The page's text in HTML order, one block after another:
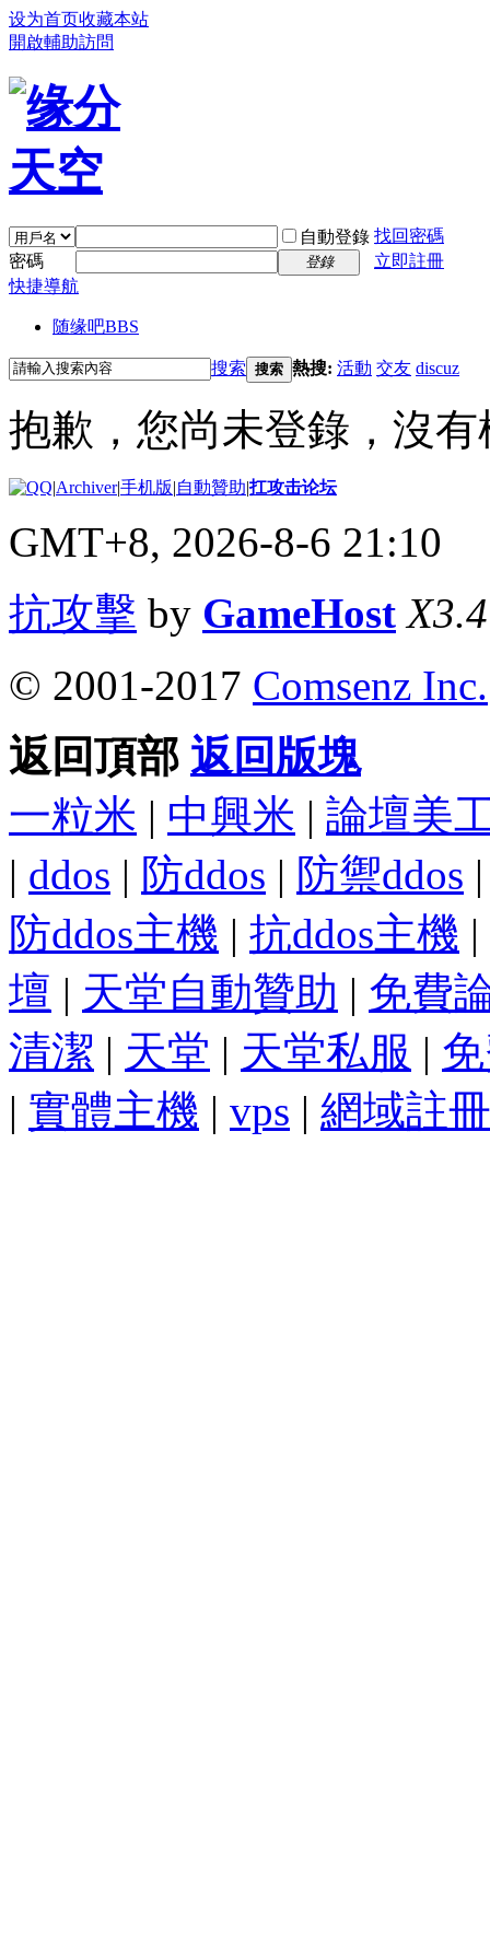
设为首页收藏本站
開啟輔助訪問
自動登錄 找回密碼
密碼
登錄
立即註冊
快捷導航
随缘吧BBS
搜索 搜索 熱搜: 活動 交友 discuz
抱歉，您尚未登錄，沒
|Archiver|手机版|自動贊助|扛攻击论坛
GMT+8, 2026-8-6 21:10
抗攻擊 by GameHost X3.4
© 2001-2017 Comsenz Inc.
返回頂部 返回版塊
一粒米 | 中興米 | 論壇美
| ddos | 防ddos | 防禦ddos
防ddos主機 | 抗ddos主機 |
壇 | 天堂自動贊助 | 免費
清潔 | 天堂 | 天堂私服 |
| 實體主機 | vps | 網域註冊